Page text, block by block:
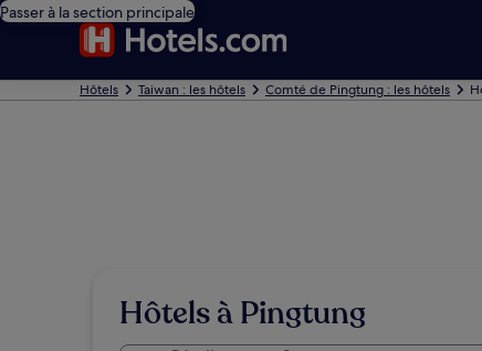
Passer à la section principale
Hôtels Taiwan : les hôtels Comté de Pingtung : les hôtels
Hôtels à Pingtung